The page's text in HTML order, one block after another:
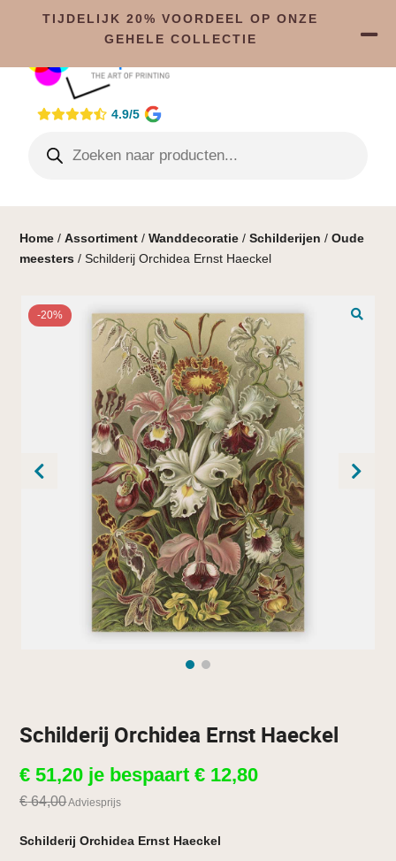
4.9/5
Home /Assortiment /Wanddecoratie /Schilderijen /Oude
meesters / Schilderij Orchidea Ernst Haeckel
-20%
Schilderij Orchidea Ernst Haeckel
€ 51,20 je bespaart€ 12,80
€64,00Adviesprijs
Schilderij Orchidea Ernst Haeckel
TIJDELIJK 20% VOORDEEL OP ONZE
GEHELE COLLECTIE